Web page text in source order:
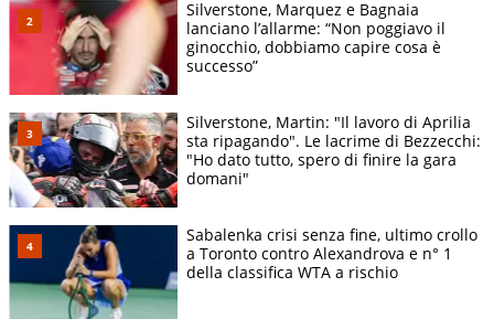
Silverstone, Marquez e Bagnaia
lanciano l’allarme: “Non poggiavo il
ginocchio, dobbiamo capire cosa è
successo”
Silverstone, Martin: "Il lavoro di Aprilia
sta ripagando". Le lacrime di Bezzecchi:
"Ho dato tutto, spero di finire la gara
domani"
Sabalenka crisi senza fine, ultimo crollo
a Toronto contro Alexandrova e n° 1
della classifica WTA a rischio